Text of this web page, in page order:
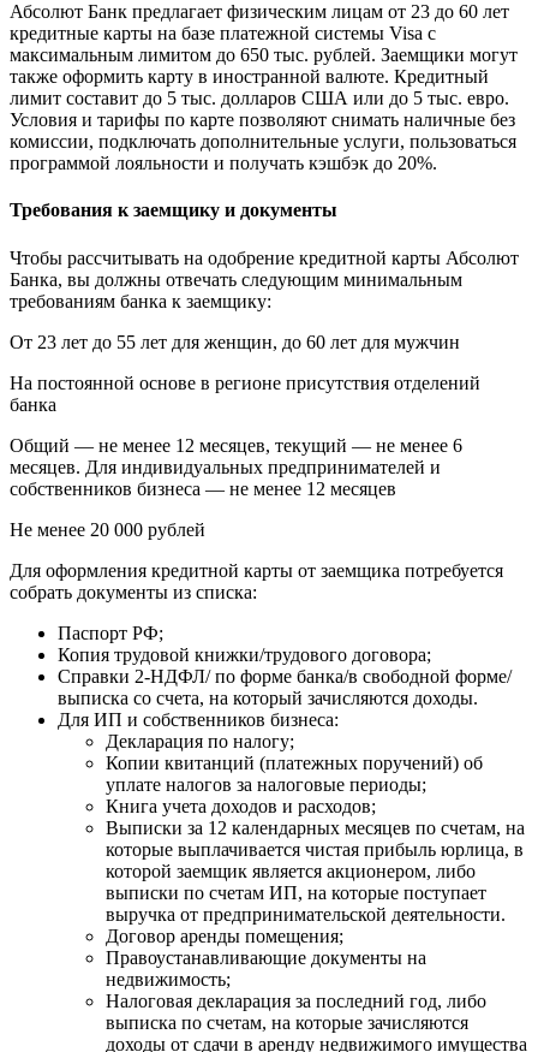
Абсолют Банк предлагает физическим лицам от 23 до 60 лет
кредитные карты на базе платежной системы Visa с
максимальным лимитом до 650 тыс. рублей. Заемщики могут
также оформить карту в иностранной валюте. Кредитный
лимит составит до 5 тыс. долларов США или до 5 тыс. евро.
Условия и тарифы по карте позволяют снимать наличные без
комиссии, подключать дополнительные услуги, пользоваться
программой лояльности и получать кэшбэк до 20%.
Требования к заемщику и документы
Чтобы рассчитывать на одобрение кредитной карты Абсолют
Банка, вы должны отвечать следующим минимальным
требованиям банка к заемщику:
От 23 лет до 55 лет для женщин, до 60 лет для мужчин
На постоянной основе в регионе присутствия отделений
банка
Общий — не менее 12 месяцев, текущий — не менее 6
месяцев. Для индивидуальных предпринимателей и
собственников бизнеса — не менее 12 месяцев
Не менее 20 000 рублей
Для оформления кредитной карты от заемщика потребуется
собрать документы из списка:
Паспорт РФ;
Копия трудовой книжки/трудового договора;
Справки 2-НДФЛ/ по форме банка/в свободной форме/
выписка со счета, на который зачисляются доходы.
Для ИП и собственников бизнеса:
Декларация по налогу;
Копии квитанций (платежных поручений) об
уплате налогов за налоговые периоды;
Книга учета доходов и расходов;
Выписки за 12 календарных месяцев по счетам, на
которые выплачивается чистая прибыль юрлица, в
которой заемщик является акционером, либо
выписки по счетам ИП, на которые поступает
выручка от предпринимательской деятельности.
Договор аренды помещения;
Правоустанавливающие документы на
недвижимость;
Налоговая декларация за последний год, либо
выписка по счетам, на которые зачисляются
доходы от сдачи в аренду недвижимого имущества